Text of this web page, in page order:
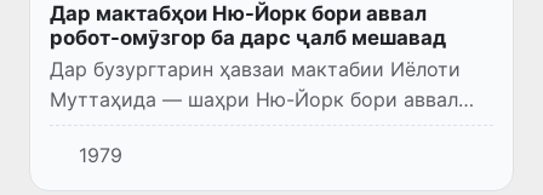
Дар мактабҳои Ню-Йорк бори аввал
робот-омӯзгор ба дарс ҷалб мешавад
Дар бузургтарин ҳавзаи мактабии Иёлоти
Муттаҳида — шаҳри Ню-Йорк бори аввал
истифодаи роботи одаммонанд дар раванди
таълим ба нақша гирифта шудааст.
1979